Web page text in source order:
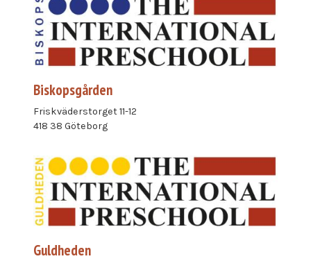
Biskopsgården
Friskväderstorget 11-12
418 38 Göteborg
Guldheden